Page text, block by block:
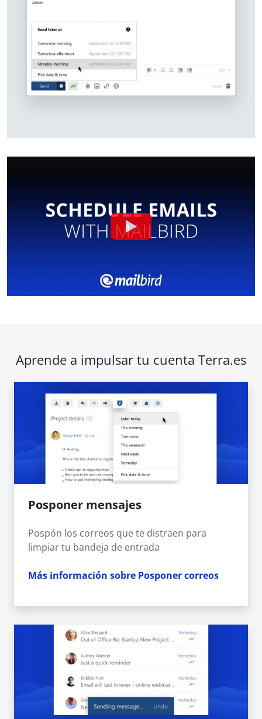
Aprende a impulsar tu cuenta Terra.es
Posponer mensajes
Pospón los correos que te distraen para
limpiar tu bandeja de entrada
Más información sobre Posponer correos